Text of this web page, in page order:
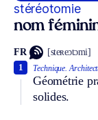
stéréotomie
nom
FR [steʀeɔtɔmi]
Technique.
Géométrie
solides.
1